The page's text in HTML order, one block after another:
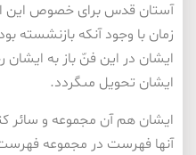
آستان قدس براى خصوص اين
زمان با وجود آنكه بازنشسته
ايشان در اين فنّ باز به
ايشان تحويل مى‏گردد.
ايشان هم آن مجموعه و سائر
آنها فهرست در مجموعه